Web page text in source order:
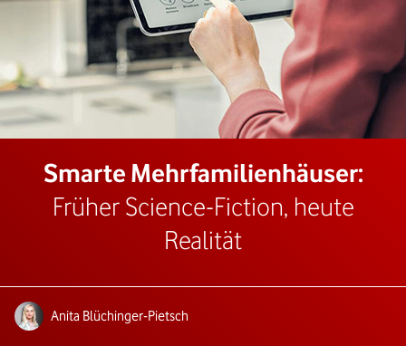
Smarte Mehrfamilienhäuser:
Früher Science-Fiction, heute
Realität
Autoren:Anita Blüchinger-Pietsch